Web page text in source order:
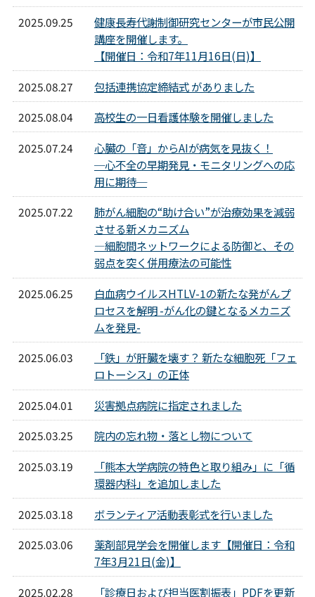
2025.09.25
健康長寿代謝制御研究センターが市民公開
講座を開催します。
【開催日：令和7年11月16日(日)】
2025.08.27
包括連携協定締結式 がありました
2025.08.04
高校生の一日看護体験を開催しました
2025.07.24
心臓の「音」からAIが病気を見抜く！
─心不全の早期発見・モニタリングへの応
用に期待─
2025.07.22
肺がん細胞の“助け合い”が治療効果を減弱
させる新メカニズム
―細胞間ネットワークによる防御と、その
弱点を突く併用療法の可能性
2025.06.25
白血病ウイルスHTLV-1の新たな発がんプ
ロセスを解明 -がん化の鍵となるメカニズ
ムを発見-
2025.06.03
「鉄」が肝臓を壊す？ 新たな細胞死「フェ
ロトーシス」の正体
2025.04.01
災害拠点病院に指定されました
2025.03.25
院内の忘れ物・落とし物について
2025.03.19
「熊本大学病院の特色と取り組み」に「循
環器内科」を追加しました
2025.03.18
ボランティア活動表彰式を行いました
2025.03.06
薬剤部見学会を開催します【開催日：令和
7年3月21日(金)】
2025.02.28
「診療日および担当医割振表」PDFを更新